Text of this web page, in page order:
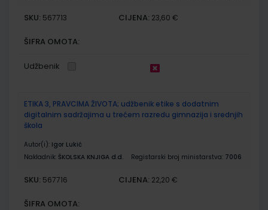
SKU: 567713 CIJENA: 23,60 €
ŠIFRA OMOTA:
Udžbenik
ETIKA 3, PRAVCIMA ŽIVOTA; udžbenik etike s dodatnim
digitalnim sadržajima u trećem razredu gimnazija i srednjih
škola
Autor(i): Igor Lukić
Nakladnik: ŠKOLSKA KNJIGA d.d. Registarski broj ministarstva: 7006
SKU: 567716 CIJENA: 22,20 €
ŠIFRA OMOTA: